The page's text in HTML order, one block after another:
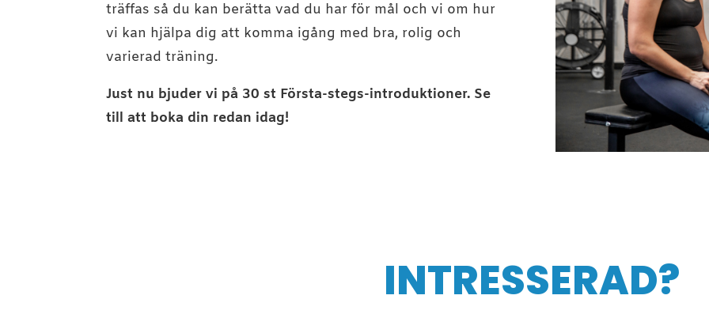
träffas så du kan berätta vad du har för mål och vi om hur
vi kan hjälpa dig att komma igång med bra, rolig och
varierad träning.
Just nu bjuder vi på 30 st Första-stegs-introduktioner. Se
till att boka din redan idag!
INTRESSERAD?